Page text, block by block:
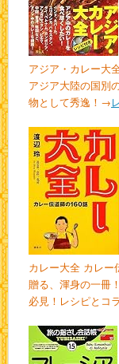
アジア・カレー大
アジア大陸の国別
物として秀逸！→
カレー大全 カレー
贈る、渾身の一冊
必見！レシピとコ